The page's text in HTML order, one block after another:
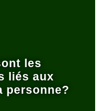
les
liés aux
personne?